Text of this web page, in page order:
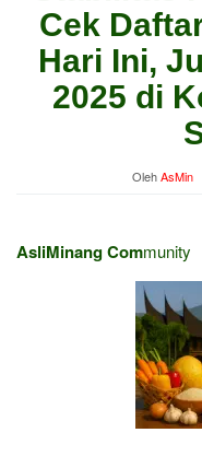
Cek
Hari Ini,
2025 di
OlehAsMin
AsliMinang Community